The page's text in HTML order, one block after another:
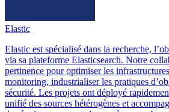
Elastic
Elastic est spécialisé dans la recherche,
via sa plateforme Elasticsearch. Notre
pertinence pour optimiser les
monitoring, industrialiser les pratiques
sécurité. Les projets ont déployé
unifié des sources hétérogènes et